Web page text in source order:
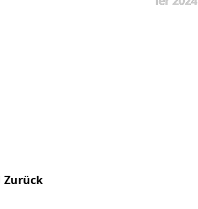
Zurück